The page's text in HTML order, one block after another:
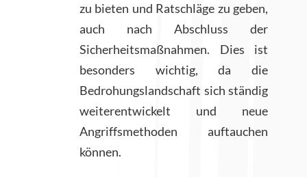
zu bieten und Ratschläge zu geben,
auch nach Abschluss der
Sicherheitsmaßnahmen. Dies ist
besonders wichtig, da die
Bedrohungslandschaft sich ständig
weiterentwickelt und neue
Angriffsmethoden auftauchen
können.